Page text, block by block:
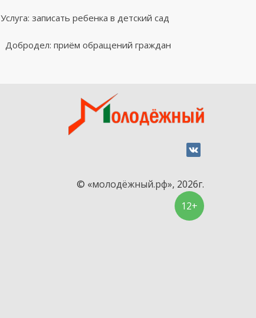
Услуга: записать ребенка в детский сад
Добродел: приём обращений граждан
© «молодёжный.рф», 2026г.
12+